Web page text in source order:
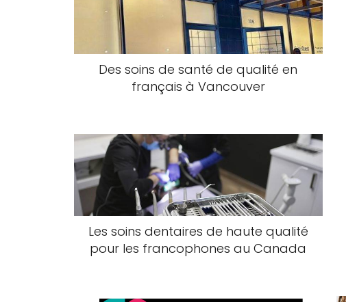
Des soins de santé de qualité en
français à Vancouver
Les soins dentaires de haute qualité
pour les francophones au Canada